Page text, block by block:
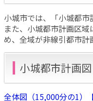
小城市では、「小城都市
また、小城都市計画区
め、全域が非線引都市計
小城都市計画図
全体図（15,000分の1）